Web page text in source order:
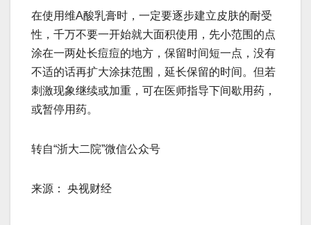
在使用维A酸乳膏时，一定要逐步建立皮肤的耐受
性，千万不要一开始就大面积使用，先小范围的点
涂在一两处长痘痘的地方，保留时间短一点，没有
不适的话再扩大涂抹范围，延长保留的时间。但若
刺激现象继续或加重，可在医师指导下间歇用药，
或暂停用药。
转自“浙大二院”微信公众号
来源： 央视财经